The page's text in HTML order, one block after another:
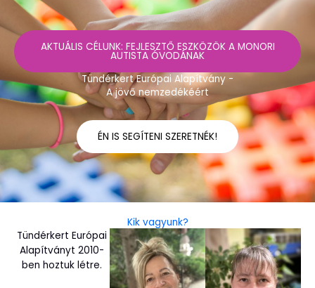
AKTUÁLIS CÉLUNK: FEJLESZTŐ ESZKÖZÖK A MONORI
AUTISTA ÓVODÁNAK
Tündérkert Európai Alapítvány -
A jövő nemzedékéért
ÉN IS SEGÍTENI SZERETNÉK!
Kik vagyunk?
Tündérkert Európai
Alapítványt 2010-
ben hoztuk létre.